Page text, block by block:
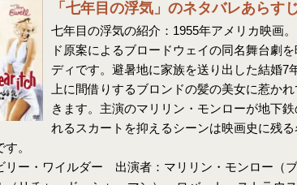
「七年目の浮気」のネタバレあらす
七年目の浮気の紹介：1955年アメリカ映画
ド原案によるブロードウェイの同名舞台劇
ディです。避暑地に家族を送り出した結婚7
上に間借りするブロンドの髪の美女に惹か
きます。主演のマリリン・モンローが地下
れるスカートを抑えるシーンは映画史に残
。
リー・ワイルダー 出演者：マリリン・モンロー（